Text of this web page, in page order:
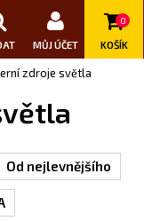
MŮJ ÚČET
0
KOŠÍK
zdroje světla
Od nejlevnějšího